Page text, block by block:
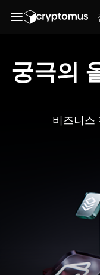
궁극의
비즈니스